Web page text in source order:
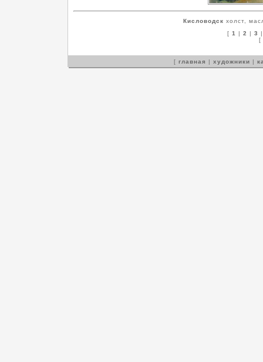
Кисловодск холст,
[ 1 | 2 | 3
[
[ главная | художники |